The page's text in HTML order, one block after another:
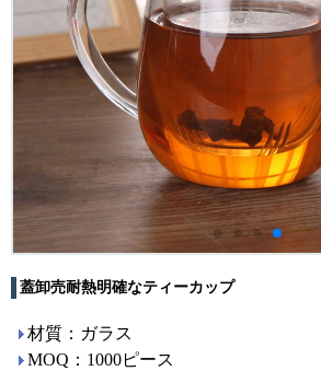
蓋卸売耐熱明確なティーカップ
材質：ガラス
MOQ：1000ピース